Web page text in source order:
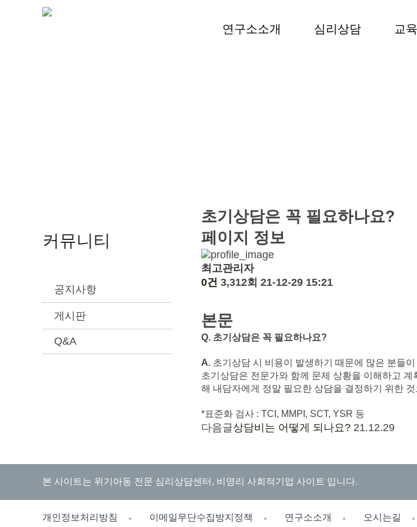
연구소소개 심리상담 교
커뮤니티
공지사항
게시판
Q&A
초기상담은 꼭 필요하나요?
페이지 정보
최고관리자
0건 3,312회 21-12-29 15:21
본문
Q. 초기상담은 꼭 필요하나요?
A. 초기상담 시 비용이 발생하기 때문에 많은 분들
초기상담은 전문가와 함께 문제 상황을 이해하고
해 내담자에게 정말 필요한 상담을 결정하기 위한
*표준화 검사 : TCI, MMPI, SCT, YSR 등​
다음글상담비는 어떻게 되나요? 21.12.29
본 사이트는 위기아동 전문 심리상담센터, 비영리 사회적기업 사이트 입니다.
개인정보처리방침 이메일무단수집방지정책 연구소소개 오시는길